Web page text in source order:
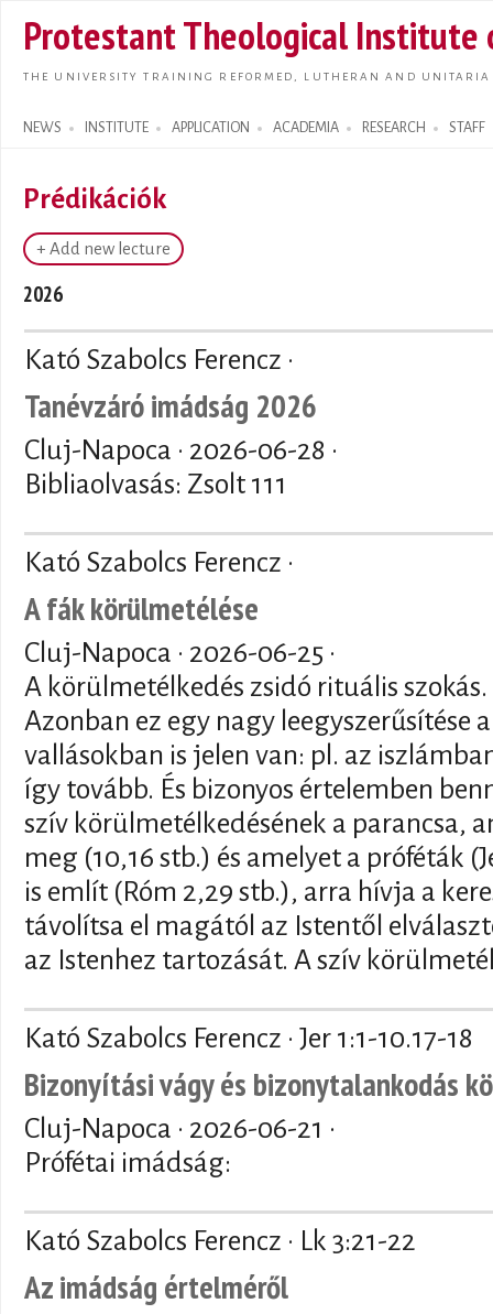
main
Protestant Theological Institute
THE UNIVERSITY TRAINING REFORMED, LUTHERAN AND
NEWS INSTITUTE APPLICATION ACADEMIA RESEARCH STAFF
Search form
Prédikációk
+ Add new lecture
2026
Kató Szabolcs Ferencz ·
Tanévzáró imádság 2026
Cluj-Napoca · 2026-06-28 ·
Bibliaolvasás: Zsolt 111
Kató Szabolcs Ferencz ·
A fák körülmetélése
Cluj-Napoca · 2026-06-25 ·
A körülmetélkedés zsidó rituális
Azonban ez egy nagy leegyszerűsítése
vallásokban is jelen van: pl. az
így tovább. És bizonyos értelemben
szív körülmetélkedésének a parancsa,
meg (10,16 stb.) és amelyet a próféták
is említ (Róm 2,29 stb.), arra hívja a
távolítsa el magától az Istentől
az Istenhez tartozását. A szív
Kató Szabolcs Ferencz · Jer 1:1-10.17-18
Bizonyítási vágy és bizonytalankodás
Cluj-Napoca · 2026-06-21 ·
Prófétai imádság:
Kató Szabolcs Ferencz · Lk 3:21-22
Az imádság értelméről